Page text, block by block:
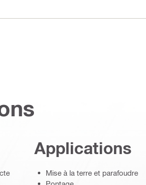
Applications
Mise à la terre et parafoudre